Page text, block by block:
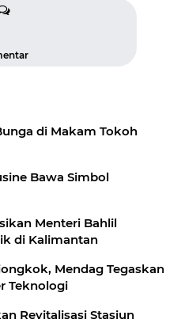
di Makam Tokoh
Bawa Simbol
Menteri Bahlil
di Kalimantan
Tegaskan
Teknologi
Revitalisasi Stasiun